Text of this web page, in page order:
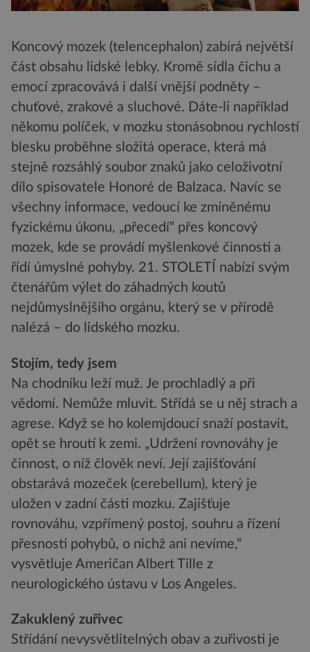
Koncový mozek (telencephalon) zabírá největší
část obsahu lidské lebky. Kromě sídla čichu a
emocí zpracovává i další vnější podněty –
chuťové, zrakové a sluchové. Dáte-li například
někomu políček, v mozku stonásobnou rychlostí
blesku proběhne složitá operace, která má
stejně rozsáhlý soubor znaků jako celoživotní
dílo spisovatele Honoré de Balzaca. Navíc se
všechny informace, vedoucí ke zmíněnému
fyzickému úkonu, „přecedí“ přes koncový
mozek, kde se provádí myšlenkové činnosti a
řídí úmyslné pohyby. 21. STOLETÍ nabízí svým
čtenářům výlet do záhadných koutů
nejdůmyslnějšího orgánu, který se v přírodě
nalézá – do lidského mozku.
Stojím, tedy jsem
Na chodníku leží muž. Je prochladlý a při
vědomí. Nemůže mluvit. Střídá se u něj strach a
agrese. Když se ho kolemjdoucí snaží postavit,
opět se hroutí k zemi. „Udržení rovnováhy je
činnost, o níž člověk neví. Její zajišťování
obstarává mozeček (cerebellum), který je
uložen v zadní části mozku. Zajišťuje
rovnováhu, vzpřímený postoj, souhru a řízení
přesnosti pohybů, o nichž ani nevíme,“
vysvětluje Američan Albert Tille z
neurologického ústavu v Los Angeles.
Zakuklený zuřivec
Střídání nevysvětlitelných obav a zuřivosti je